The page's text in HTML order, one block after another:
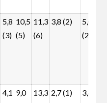
5,8
(3)
10,5
(5)
11,3
(6)
3,8 (2)
5,0
(2)
4,1 9,0
13,3 2,7 (1)
3,6